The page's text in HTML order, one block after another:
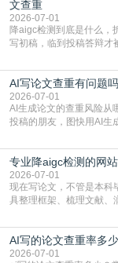
文查重
2026-07-01
降aigc检测到底是什么，
写初稿，临到投稿答辩才
怕是已经入行的科研人员
准。其实，降aigc检测是
了满足现在高校、期刊对
AI写论文查重有问题
2026-07-01
AI生成论文的查重风险从
投稿的朋友，图快用AI生
自带不可忽视的查重风险
于训练数据的概率拼接，
有的高频公共表述，甚至
专业降aigc检测的网
2026-07-01
现在写论文，不管是本科
具整理框架、梳理文献、
五遍还是过不了预检测的
站，就能少走好多弯路。
容的学术合规痛点去年帮
AI写的论文查重率多
2026-07-01